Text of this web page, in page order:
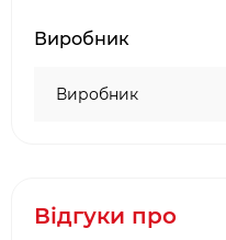
Виробник
Виробник
Відгуки про